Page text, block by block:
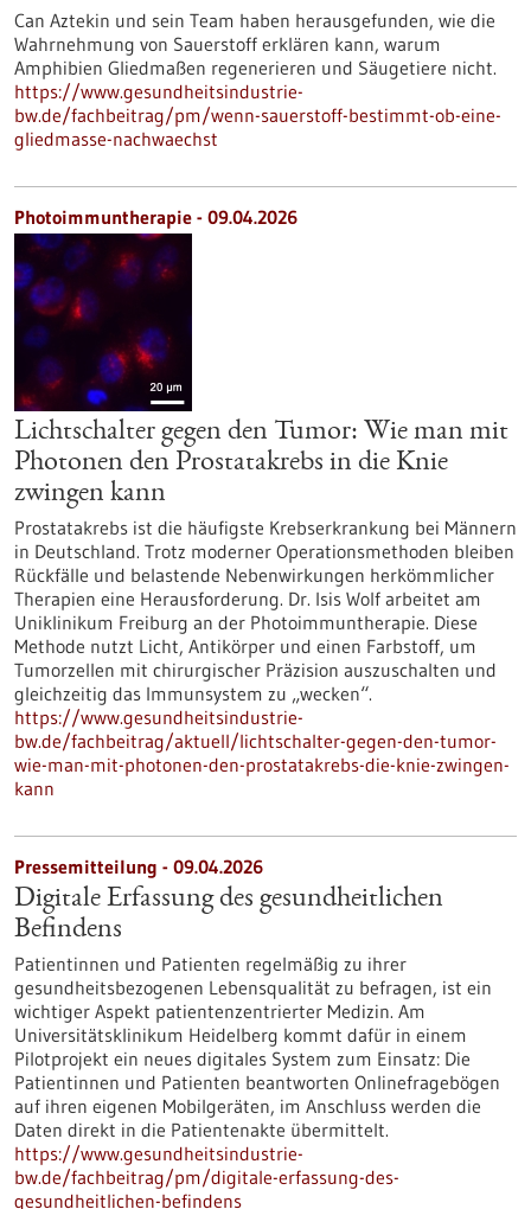
Can Aztekin und sein Team haben herausgefunden, wie die
Wahrnehmung von Sauerstoff erklären kann, warum
Amphibien Gliedmaßen regenerieren und Säugetiere nicht.
https://www.gesundheitsindustrie-
bw.de/fachbeitrag/pm/wenn-sauerstoff-bestimmt-ob-eine-
gliedmasse-nachwaechst
Photoimmuntherapie - 09.04.2026
Lichtschalter gegen den Tumor: Wie man mit
Photonen den Prostatakrebs in die Knie
zwingen kann
Prostatakrebs ist die häufigste Krebserkrankung bei Männern
in Deutschland. Trotz moderner Operationsmethoden bleiben
Rückfälle und belastende Nebenwirkungen herkömmlicher
Therapien eine Herausforderung. Dr. Isis Wolf arbeitet am
Uniklinikum Freiburg an der Photoimmuntherapie. Diese
Methode nutzt Licht, Antikörper und einen Farbstoff, um
Tumorzellen mit chirurgischer Präzision auszuschalten und
gleichzeitig das Immunsystem zu „wecken“.
https://www.gesundheitsindustrie-
bw.de/fachbeitrag/aktuell/lichtschalter-gegen-den-tumor-
wie-man-mit-photonen-den-prostatakrebs-die-knie-zwingen-
kann
Pressemitteilung - 09.04.2026
Digitale Erfassung des gesundheitlichen
Befindens
Patientinnen und Patienten regelmäßig zu ihrer
gesundheitsbezogenen Lebensqualität zu befragen, ist ein
wichtiger Aspekt patientenzentrierter Medizin. Am
Universitätsklinikum Heidelberg kommt dafür in einem
Pilotprojekt ein neues digitales System zum Einsatz: Die
Patientinnen und Patienten beantworten Onlinefragebögen
auf ihren eigenen Mobilgeräten, im Anschluss werden die
Daten direkt in die Patientenakte übermittelt.
https://www.gesundheitsindustrie-
bw.de/fachbeitrag/pm/digitale-erfassung-des-
gesundheitlichen-befindens